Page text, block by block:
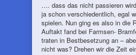
…. dass das nicht passieren
ja schon verschiedentlich, egal
spielen. Nun ging es also in die
Auftakt fand bei Farmsen-
traten in Bestbesetzung an –
nicht was? Drehen wir die Zeit